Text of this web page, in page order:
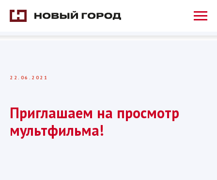
22.06.2021
Приглашаем на просмотр
мультфильма!